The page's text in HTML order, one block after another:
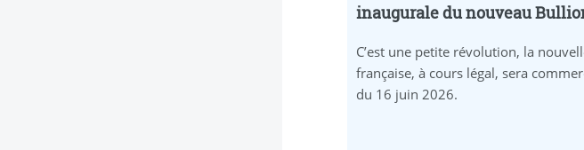
inaugurale du nouveau
C’est une petite révolution, la
française, à cours légal, sera
du 16 juin 2026.